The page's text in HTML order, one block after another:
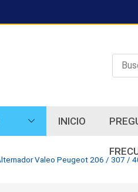
INICIO
Valeo Peugeot 206 / 307 /